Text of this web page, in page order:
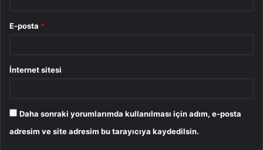
E-posta *
İnternet sitesi
Daha sonraki yorumlarımda kullanılması için adım, e-posta
adresim ve site adresim bu tarayıcıya kaydedilsin.